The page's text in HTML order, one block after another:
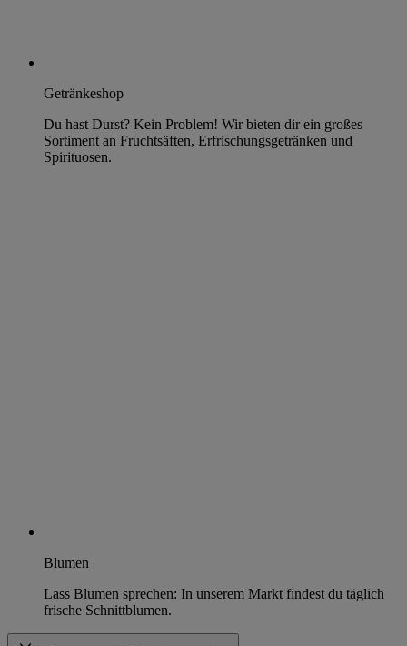
Getränkeshop
Du hast Durst? Kein Problem! Wir bieten dir ein großes
Sortiment an Fruchtsäften, Erfrischungsgetränken und
Spirituosen.
Blumen
Lass Blumen sprechen: In unserem Markt findest du täglich
frische Schnittblumen.